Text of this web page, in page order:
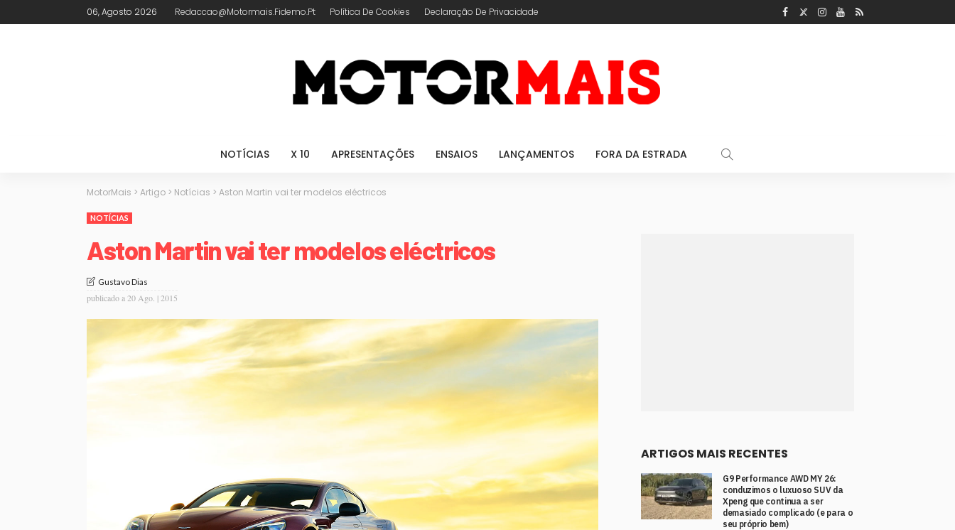
06, Agosto 2026 Redaccao@motormais.fidemo.pt Política De Cookies Declaração De Privacidade
NOTÍCIAS X 10 APRESENTAÇÕES ENSAIOS LANÇAMENTOS FORA DA ESTRADA
MotorMais > Artigo > Notícias > Aston Martin vai ter modelos eléctricos
NOTÍCIAS
Aston Martin vai ter modelos eléctricos
Gustavo Dias
publicado a20 Ago. | 2015
ARTIGOS MAIS RECENTES
G9 Performance AWD MY 26:
conduzimos o luxuoso SUV da
Xpeng que continua a ser
demasiado complicado (e para o
seu próprio bem)